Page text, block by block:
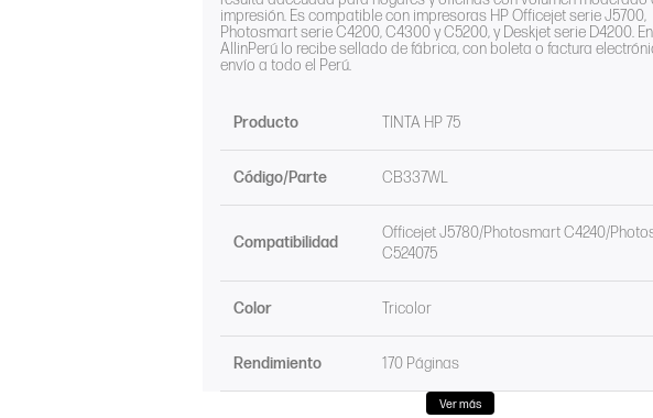
impresión. Es compatible con impresoras HP Officejet serie J5700,
Photosmart serie C4200, C4300 y C5200, y Deskjet serie D4200. En
AllinPerú lo recibe sellado de fábrica, con boleta o factura
envío a todo el Perú.
Producto TINTA HP 75
Código/Parte CB337WL
Compatibilidad
Officejet J5780/Photosmart C4240/
C524075
Color Tricolor
Rendimiento 170 Páginas
Ver más